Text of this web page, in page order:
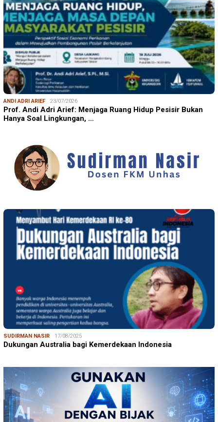
ANDI ADRI ARIEF 23/07/2026
Prof. Andi Adri Arief: Menjaga Ruang Hidup Pesisir Bukan
Hanya Soal Lingkungan, …
SUDIRMAN NASIR 17/08/2025
Dukungan Australia bagi Kemerdekaan Indonesia